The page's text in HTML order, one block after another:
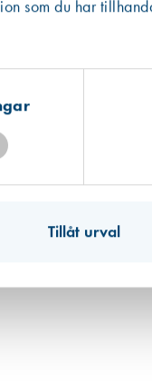
som du har
Tillåt urval
data från en
mer schablonmässig.
säkerställas har
(lager)
i lager (12 st)